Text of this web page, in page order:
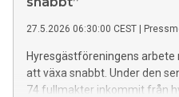
27.5.2026 06:30:00 CEST |
Hyresgästföreningens
att växa snabbt. Under den
74 fullmakter inkommit från